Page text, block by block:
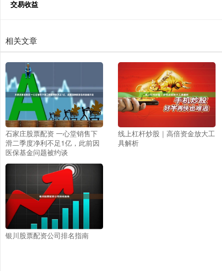
交易收益
相关文章
石家庄股票配资 一心堂销售下
滑二季度净利不足1亿，此前因
医保基金问题被约谈
线上杠杆炒股｜高倍资金放大工
具解析
银川股票配资公司排名指南